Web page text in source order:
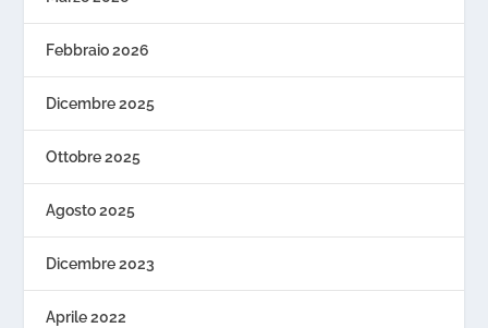
Febbraio 2026
Dicembre 2025
Ottobre 2025
Agosto 2025
Dicembre 2023
Aprile 2022